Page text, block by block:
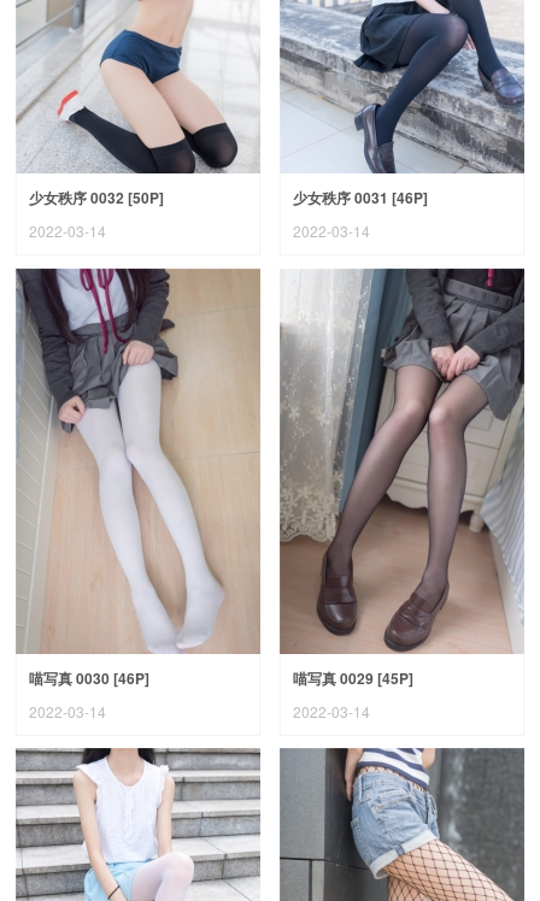
少女秩序 0032 [50P]
2022-03-14
少女秩序 0031 [46P]
2022-03-14
喵写真 0030 [46P]
2022-03-14
喵写真 0029 [45P]
2022-03-14